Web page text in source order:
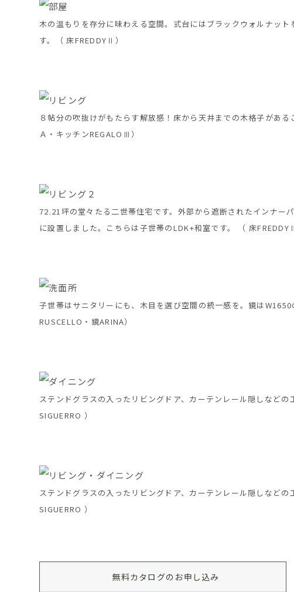
木の温もりを存分に味わえる空間。式台にはブラックウォルナッ
す。（ 床FREDDYⅡ）
８帖分の吹抜けがもたらす解放感！床から天井までの木格子があ
Ａ・キッチンREGALOⅢ）
72.21坪の堂々たる二世帯住宅です。外部から遮断されたインナー
に設置しました。こちらは子世帯のLDK+和室です。 （ 床
子世帯はサニタリーにも、木目を選び空間の統一感を。鏡は
RUSCELLO・鏡ARINA）
ステンドグラスの入ったリビングドア、カーテンレール隠しなど
SIGUERRO ）
ステンドグラスの入ったリビングドア、カーテンレール隠しなど
SIGUERRO ）
無料カタログのお申し込み